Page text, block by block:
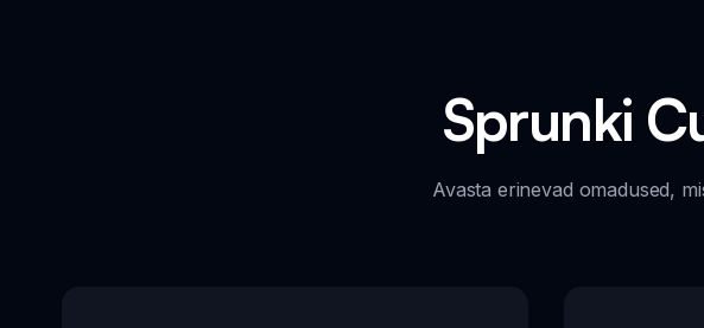
Sprunki
Avasta erinevad omadused,